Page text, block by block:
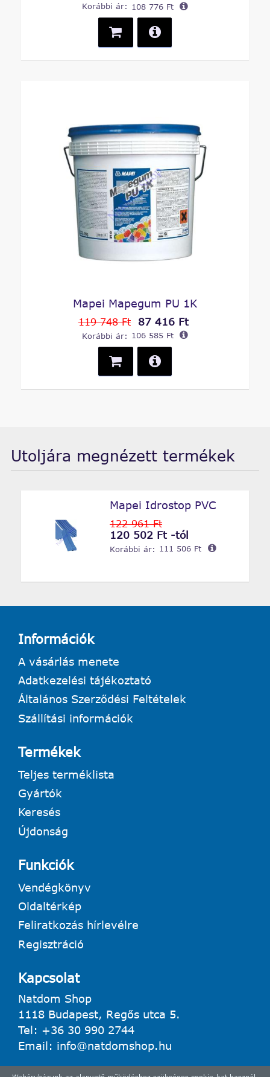
Korábbi ár: 108 776 Ft
Mapei Mapegum PU 1K
119 748 Ft 87 416 Ft
Korábbi ár: 106 585 Ft
Utoljára megnézett termékek
Mapei Idrostop PVC
122 961 Ft
120 502 Ft -tól
Korábbi ár: 111 506 Ft
Információk
A vásárlás menete
Adatkezelési tájékoztató
Általános Szerződési Feltételek
Szállítási információk
Termékek
Teljes terméklista
Gyártók
Keresés
Újdonság
Funkciók
Vendégkönyv
Oldaltérkép
Feliratkozás hírlevélre
Regisztráció
Kapcsolat
Natdom Shop
1118 Budapest, Regős utca 5.
Tel: +36 30 990 2744
Email: info@natdomshop.hu